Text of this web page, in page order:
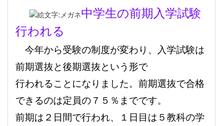
中学生の前期入学試験
行われる
今年から受験の制度が変わり、入学試験は
前期選抜と後期選抜という形で
行われることになりました。前期選抜で合格
できるのは定員の７５％までです。
前期は２日間で行われ、１日目は５教科の学